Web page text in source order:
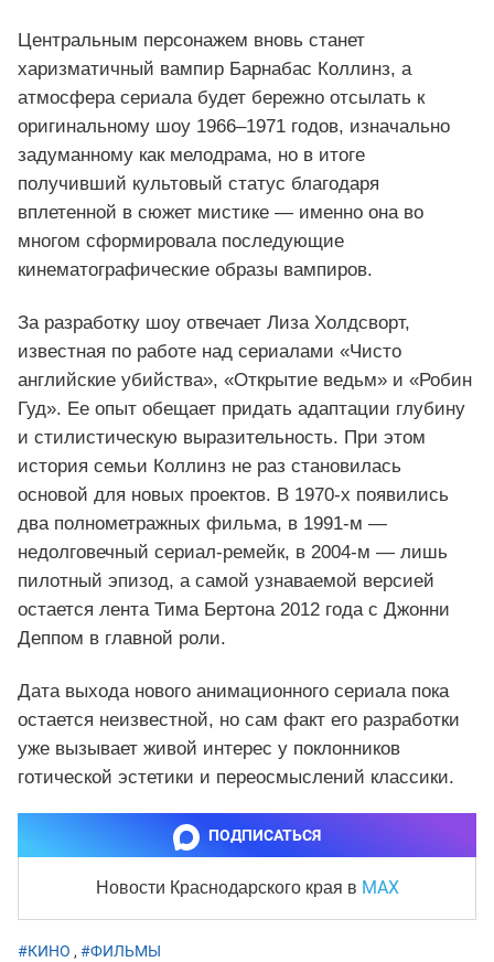
Центральным персонажем вновь станет
харизматичный вампир Барнабас Коллинз, а
атмосфера сериала будет бережно отсылать к
оригинальному шоу 1966–1971 годов, изначально
задуманному как мелодрама, но в итоге
получивший культовый статус благодаря
вплетенной в сюжет мистике — именно она во
многом сформировала последующие
кинематографические образы вампиров.
За разработку шоу отвечает Лиза Холдсворт,
известная по работе над сериалами «Чисто
английские убийства», «Открытие ведьм» и «Робин
Гуд». Ее опыт обещает придать адаптации глубину
и стилистическую выразительность. При этом
история семьи Коллинз не раз становилась
основой для новых проектов. В 1970‑х появились
два полнометражных фильма, в 1991‑м —
недолговечный сериал‑ремейк, в 2004‑м — лишь
пилотный эпизод, а самой узнаваемой версией
остается лента Тима Бертона 2012 года с Джонни
Деппом в главной роли.
Дата выхода нового анимационного сериала пока
остается неизвестной, но сам факт его разработки
уже вызывает живой интерес у поклонников
готической эстетики и переосмыслений классики.
ПОДПИСАТЬСЯ
Новости Краснодарского края в MAX
#КИНО , #ФИЛЬМЫ